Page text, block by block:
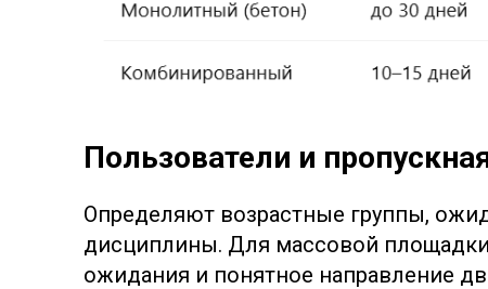
Пользователи и
Определяют возрастные группы,
дисциплины. Для массовой
ожидания и понятное направление